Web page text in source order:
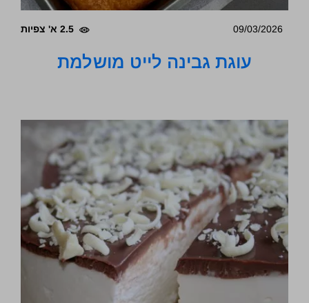
09/03/2026 2.5 א' צפיות
עוגת גבינה לייט מושלמת